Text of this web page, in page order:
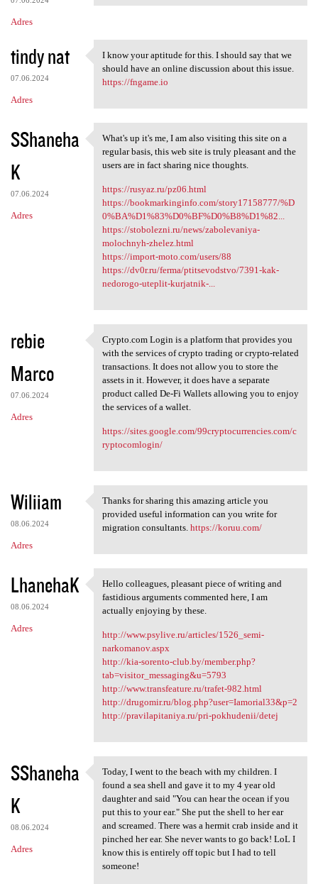
Adres
tindy nat
07.06.2024
Adres
I know your aptitude for this
I know your aptitude for this. I should say that we
should have an online discussion about this issue.
https://fngame.io
SShaneha
K
07.06.2024
Adres
What's up it's me, I am also
What's up it's me, I am also visiting this site on a
regular basis, this web site is truly pleasant and the
users are in fact sharing nice thoughts.
https://rusyaz.ru/pz06.html
https://bookmarkinginfo.com/story17158777/%D
0%BA%D1%83%D0%BF%D0%B8%D1%82...
https://stobolezni.ru/news/zabolevaniya-
molochnyh-zhelez.html
https://import-moto.com/users/88
https://dv0r.ru/ferma/ptitsevodstvo/7391-kak-
nedorogo-uteplit-kurjatnik-...
rebie
Marco
07.06.2024
Adres
Crypto.com Login is a
Crypto.com Login is a platform that provides you
with the services of crypto trading or crypto-related
transactions. It does not allow you to store the
assets in it. However, it does have a separate
product called De-Fi Wallets allowing you to enjoy
the services of a wallet.
https://sites.google.com/99cryptocurrencies.com/c
ryptocomlogin/
Wiliiam
08.06.2024
Adres
Thanks for sharing this
Thanks for sharing this amazing article you
provided useful information can you write for
migration consultants. https://koruu.com/
LhanehaK
08.06.2024
Adres
Hello colleagues, pleasant
Hello colleagues, pleasant piece of writing and
fastidious arguments commented here, I am
actually enjoying by these.
http://www.psylive.ru/articles/1526_semi-
narkomanov.aspx
http://kia-sorento-club.by/member.php?
tab=visitor_messaging&u=5793
http://www.transfeature.ru/trafet-982.html
http://drugomir.ru/blog.php?user=Iamorial33&p=2
http://pravilapitaniya.ru/pri-pokhudenii/detej
SShaneha
K
08.06.2024
Adres
Today, I went to the beach
Today, I went to the beach with my children. I
found a sea shell and gave it to my 4 year old
daughter and said "You can hear the ocean if you
put this to your ear." She put the shell to her ear
and screamed. There was a hermit crab inside and it
pinched her ear. She never wants to go back! LoL I
know this is entirely off topic but I had to tell
someone!